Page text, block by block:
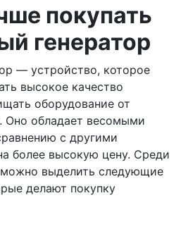
покупать
генератор
— устройство, которое
высокое качество
оборудование от
Оно обладает весомыми
с другими
более высокую цену. Среди
можно выделить следующие
делают покупку